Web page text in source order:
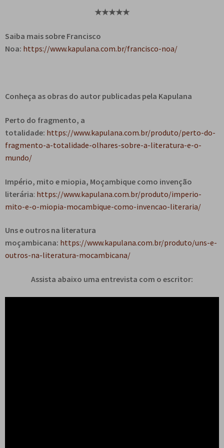
★★★★★
Saiba mais sobre Francisco
Noa: https://www.kapulana.com.br/francisco-noa/
Conheça as obras do autor publicadas pela Kapulana
Perto do fragmento, a
totalidade: https://www.kapulana.com.br/produto/perto-do-
fragmento-a-totalidade-olhares-sobre-a-literatura-e-o-
mundo/
Império, mito e miopia, Moçambique como invenção
literária: https://www.kapulana.com.br/produto/imperio-
mito-e-o-miopia-mocambique-como-invencao-literaria/
Uns e outros na literatura
moçambicana: https://www.kapulana.com.br/produto/uns-e-
outros-na-literatura-mocambicana/
Assista abaixo uma entrevista com o escritor: